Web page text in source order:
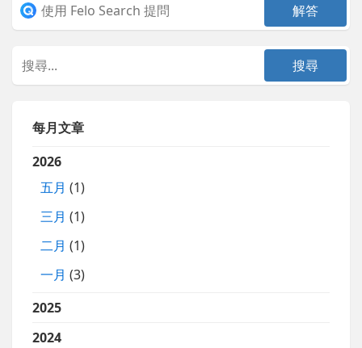
每月文章
2026
五月 (1)
三月 (1)
二月 (1)
一月 (3)
2025
2024